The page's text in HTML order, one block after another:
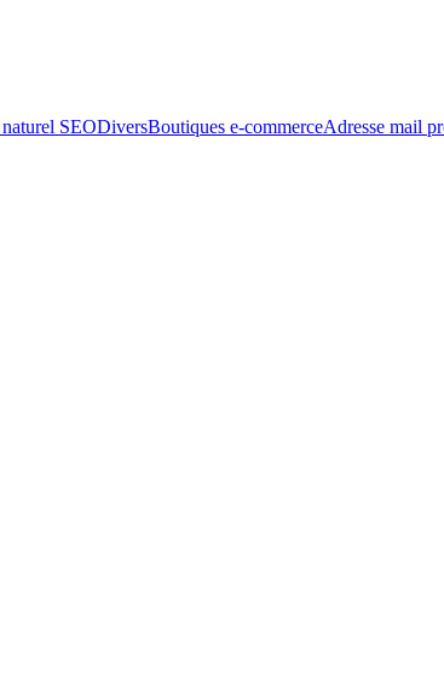
SEODiversBoutiques e-commerceAdresse mail